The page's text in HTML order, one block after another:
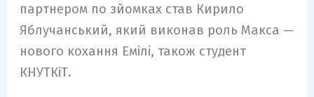
партнером по зйомках став Кирило
Яблучанський, який виконав роль Макса —
нового кохання Емілі, також студент
КНУТКіТ.